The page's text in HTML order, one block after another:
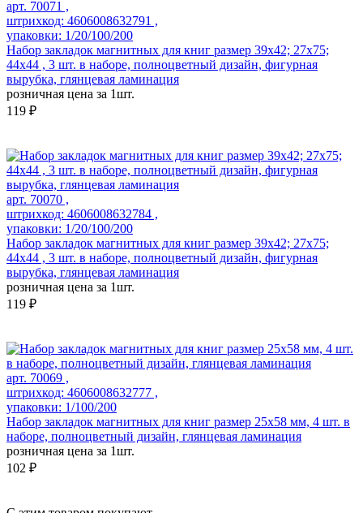
арт. 70071 ,
штрихкод: 4606008632791 ,
упаковки: 1/20/100/200
Набор закладок магнитных для книг размер 39x42; 27x75;
44x44 , 3 шт. в наборе, полноцветный дизайн, фигурная
вырубка, глянцевая ламинация
розничная цена за 1шт.
119 ₽
арт. 70070 ,
штрихкод: 4606008632784 ,
упаковки: 1/20/100/200
Набор закладок магнитных для книг размер 39x42; 27x75;
44x44 , 3 шт. в наборе, полноцветный дизайн, фигурная
вырубка, глянцевая ламинация
розничная цена за 1шт.
119 ₽
арт. 70069 ,
штрихкод: 4606008632777 ,
упаковки: 1/100/200
Набор закладок магнитных для книг размер 25х58 мм, 4 шт. в
наборе, полноцветный дизайн, глянцевая ламинация
розничная цена за 1шт.
102 ₽